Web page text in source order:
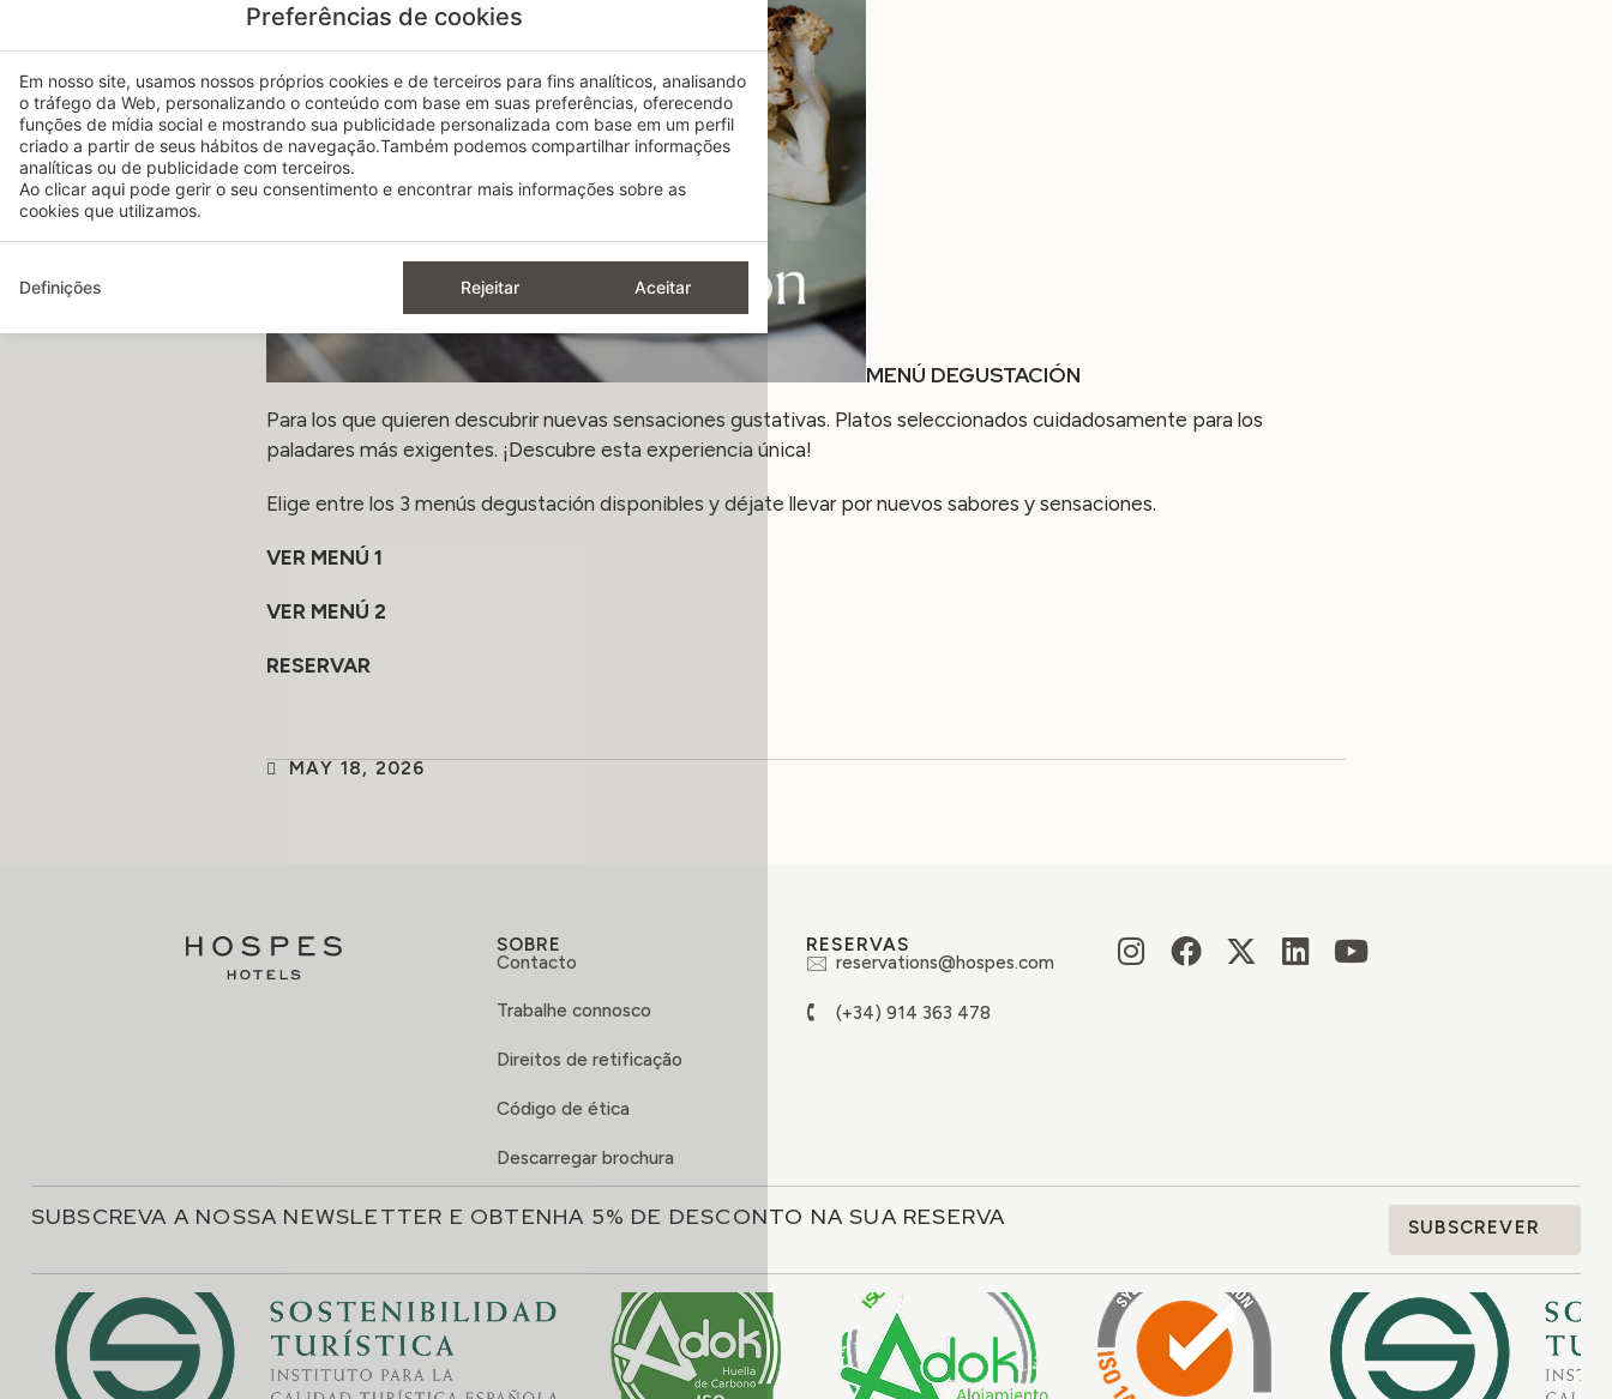
MENÚ DEGUSTACIÓN
Para los que quieren descubrir nuevas sensaciones gustativas. Platos seleccionados cuidadosamente para los
paladares más exigentes. ¡Descubre esta experiencia única!
Elige entre los 3 menús degustación disponibles y déjate llevar por nuevos sabores y sensaciones.
VER MENÚ 1
VER MENÚ 2
RESERVAR
MAY 18, 2026
SOBRE
Contacto
Trabalhe connosco
Direitos de retificação
Código de ética
Descarregar brochura
RESERVAS
reservations@hospes.com
(+34) 914 363 478
SUBSCREVA A NOSSA NEWSLETTER E OBTENHA 5% DE DESCONTO NA SUA RESERVA SUBSCREVER
Preferências de cookies
Em nosso site, usamos nossos próprios cookies e de terceiros para fins analíticos, analisando
o tráfego da Web, personalizando o conteúdo com base em suas preferências, oferecendo
funções de mídia social e mostrando sua publicidade personalizada com base em um perfil
criado a partir de seus hábitos de navegação.Também podemos compartilhar informações
analíticas ou de publicidade com terceiros.
Ao clicar aqui pode gerir o seu consentimento e encontrar mais informações sobre as
cookies que utilizamos.
Definições Rejeitar Aceitar